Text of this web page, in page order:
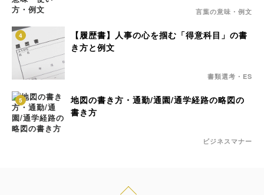
言葉の意味・例文
4
【履歴書】人事の心を掴む「得意科目」の書
き方と例文
書類選考・ES
5
地図の書き方・通勤/通園/通学経路の略図の
書き方
ビジネスマナー